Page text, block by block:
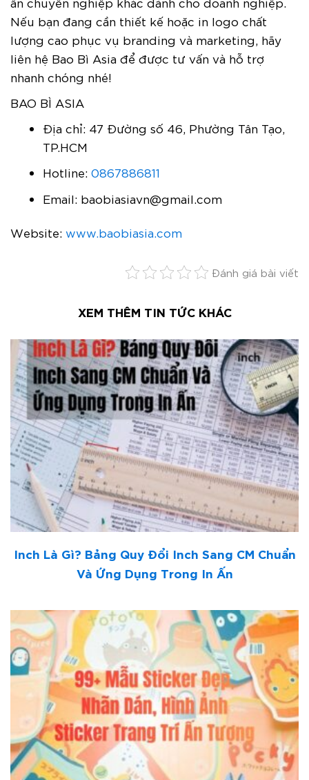
Nếu bạn đang cần thiết kế hoặc in logo chất
lượng cao phục vụ branding và marketing, hãy
liên hệ Bao Bì Asia để được tư vấn và hỗ trợ
nhanh chóng nhé!
BAO BÌ ASIA
Địa chỉ: 47 Đường số 46, Phường Tân Tạo,
TP.HCM
Hotline:0867886811
Email: baobiasiavn@gmail.com
Website: www.baobiasia.com
Đánh giá bài viết
XEM THÊM TIN TỨC KHÁC
Inch Là Gì? Bảng Quy Đổi Inch Sang CM Chuẩn
Và Ứng Dụng Trong In Ấn